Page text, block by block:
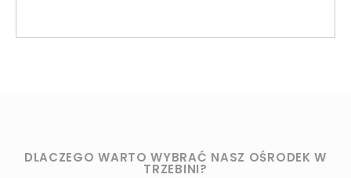
DLACZEGO WARTO WYBRAĆ NASZ OŚRODEK W
TRZEBINI?